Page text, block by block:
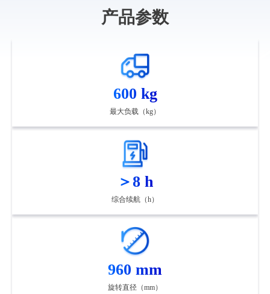
产品参数
600 kg
最大负载（kg）
＞8 h
综合续航（h）
960 mm
旋转直径（mm）